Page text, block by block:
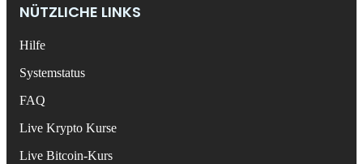
NÜTZLICHE LINKS
Hilfe
Systemstatus
FAQ
Live Krypto Kurse
Live Bitcoin-Kurs